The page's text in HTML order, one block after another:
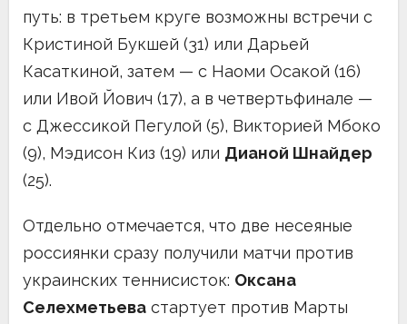
путь: в третьем круге возможны встречи с
Кристиной Букшей (31) или Дарьей
Касаткиной, затем — с Наоми Осакой (16)
или Ивой Йович (17), а в четвертьфинале —
с Джессикой Пегулой (5), Викторией Мбоко
(9), Мэдисон Киз (19) или Дианой Шнайдер
(25).
Отдельно отмечается, что две несеяные
россиянки сразу получили матчи против
украинских теннисисток: Оксана
Селехметьева стартует против Марты